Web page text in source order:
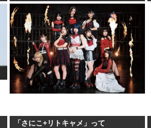
「さにこ+リトキャメ」って